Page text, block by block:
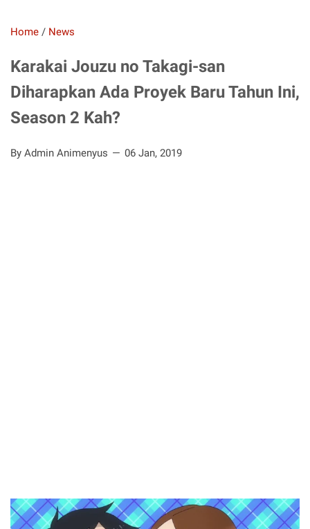
Home / News
Karakai Jouzu no Takagi-san
Diharapkan Ada Proyek Baru Tahun Ini,
Season 2 Kah?
By Admin Animenyus 06 Jan, 2019